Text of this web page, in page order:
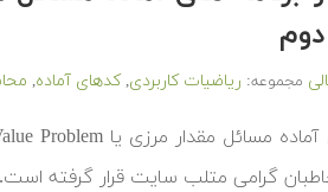
مجموعه: ریاضیات کاربردی,کدهای آماده,
مخاطبان گرامی متلب سایت قرار